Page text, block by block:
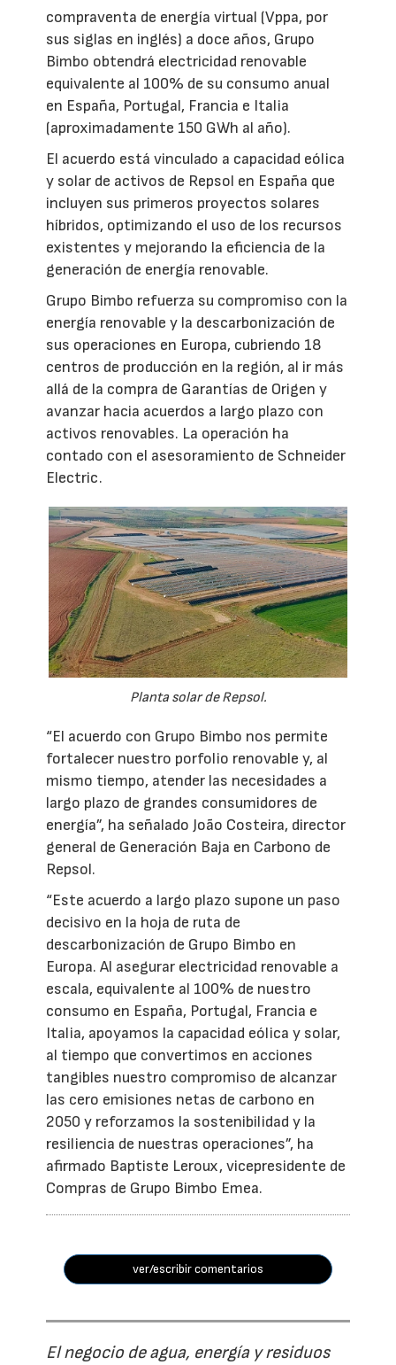
compraventa de energía virtual (Vppa, por
sus siglas en inglés) a doce años, Grupo
Bimbo obtendrá electricidad renovable
equivalente al 100% de su consumo anual
en España, Portugal, Francia e Italia
(aproximadamente 150 GWh al año).
El acuerdo está vinculado a capacidad eólica
y solar de activos de Repsol en España que
incluyen sus primeros proyectos solares
híbridos, optimizando el uso de los recursos
existentes y mejorando la eficiencia de la
generación de energía renovable.
Grupo Bimbo refuerza su compromiso con la
energía renovable y la descarbonización de
sus operaciones en Europa, cubriendo 18
centros de producción en la región, al ir más
allá de la compra de Garantías de Origen y
avanzar hacia acuerdos a largo plazo con
activos renovables. La operación ha
contado con el asesoramiento de Schneider
Electric.
Planta solar de Repsol.
“El acuerdo con Grupo Bimbo nos permite
fortalecer nuestro porfolio renovable y, al
mismo tiempo, atender las necesidades a
largo plazo de grandes consumidores de
energía”, ha señalado João Costeira, director
general de Generación Baja en Carbono de
Repsol.
“Este acuerdo a largo plazo supone un paso
decisivo en la hoja de ruta de
descarbonización de Grupo Bimbo en
Europa. Al asegurar electricidad renovable a
escala, equivalente al 100% de nuestro
consumo en España, Portugal, Francia e
Italia, apoyamos la capacidad eólica y solar,
al tiempo que convertimos en acciones
tangibles nuestro compromiso de alcanzar
las cero emisiones netas de carbono en
2050 y reforzamos la sostenibilidad y la
resiliencia de nuestras operaciones”, ha
afirmado Baptiste Leroux, vicepresidente de
Compras de Grupo Bimbo Emea.
ver/escribir comentarios
El negocio de agua, energía y residuos